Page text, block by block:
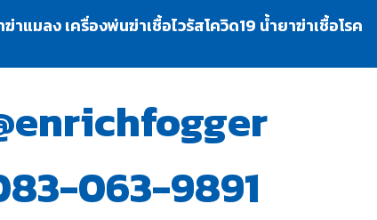
มลง เครื่องพ่นฆ่าเชื้อไวรัสโควิด19 น้ำยาฆ่าเชื้อโรค
063-9891